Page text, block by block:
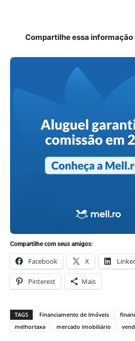
Compartilhe essa informação
Compartilhe com seus amigos:
Facebook X
Pinterest Mais
TAGS Financiamento de Imóveis
melhortaxa
mercado imobiliário